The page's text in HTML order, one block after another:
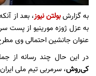
به گزارشبولتن نیوز، بعد از
به عزل ژوزه مورینیو از پست
عنوان جانشین احتمالی وی
در این حال چند رسانه از
کی‌روش، سرمربی تیم ملی